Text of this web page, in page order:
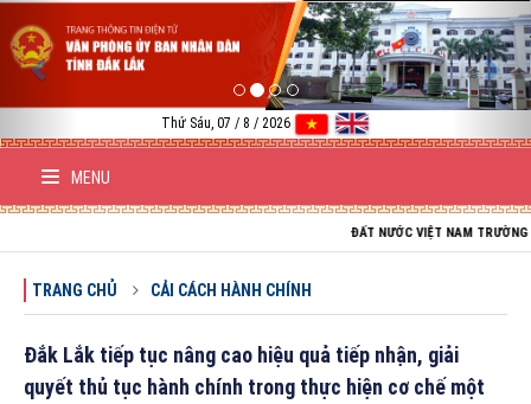
Thứ Sáu, 07 / 8 / 2026
MENU
ĐẤT NƯỚC VIỆT NAM TRƯỜNG TỒN;
TRANG CHỦ CẢI CÁCH HÀNH CHÍNH
Đắk Lắk tiếp tục nâng cao hiệu quả tiếp nhận, giải
quyết thủ tục hành chính trong thực hiện cơ chế một